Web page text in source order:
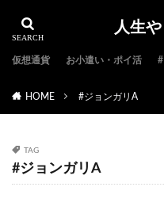
人生
仮想通貨 お小遣い・ポイ活
HOME #ジョンガリA
TAG
#ジョンガリA